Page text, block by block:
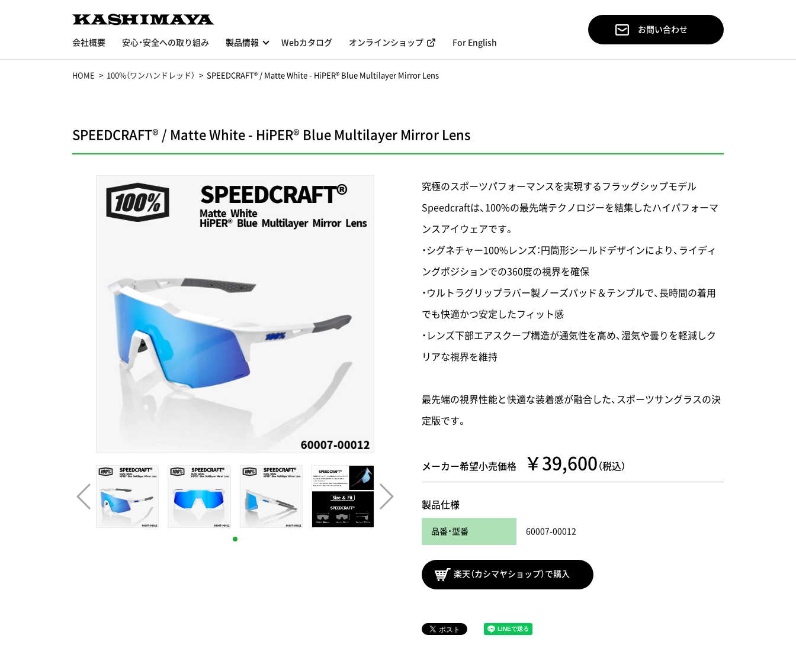
会社概要 安心・安全への取り組み 製品情報 Webカタログ オンラインショップ For English
お問い合わせ
HOME 100%（ワンハンドレッド） SPEEDCRAFT® / Matte White - HiPER® Blue Multilayer Mirror Lens
SPEEDCRAFT® / Matte White - HiPER® Blue Multilayer Mirror Lens
究極のスポーツパフォーマンスを実現するフラッグシップモデル
Speedcraftは、100%の最先端テクノロジーを結集したハイパフォーマ
ンスアイウェアです。
・シグネチャー100%レンズ：円筒形シールドデザインにより、ライディ
ングポジションでの360度の視界を確保
・ウルトラグリップラバー製ノーズパッド＆テンプルで、長時間の着用
でも快適かつ安定したフィット感
・レンズ下部エアスクープ構造が通気性を高め、湿気や曇りを軽減しク
リアな視界を維持
最先端の視界性能と快適な装着感が融合した、スポーツサングラスの決
定版です。
メーカー希望小売価格 ￥39,600 （税込）
製品仕様
品番・型番 60007-00012
楽天（カシマヤショップ）で購入